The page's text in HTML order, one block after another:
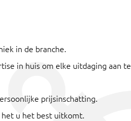
in de branche.
in huis om elke uitdaging aan te
prijsinschatting.
het u het best uitkomt.